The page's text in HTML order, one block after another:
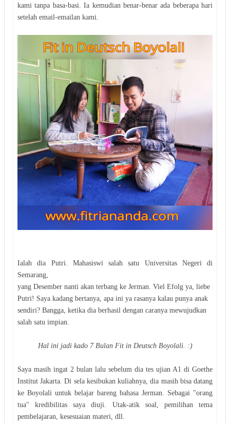
kami tanpa basa-basi. Ia kemudian benar-benar ada beberapa hari
setelah email-emailan kami.
Ialah dia Putri. Mahasiswi salah satu Universitas Negeri di
Semarang,
yang Desember nanti akan terbang ke Jerman. Viel Efolg ya, liebe
Putri! Saya kadang bertanya, apa ini ya rasanya kalau punya anak
sendiri? Bangga, ketika dia berhasil dengan caranya mewujudkan
salah satu impian.
Hal ini jadi kado 7 Bulan Fit in Deutsch Boyolali. :)
Saya masih ingat 2 bulan lalu sebelum dia tes ujian A1 di Goethe
Institut Jakarta. Di sela kesibukan kuliahnya, dia masih bisa datang
ke Boyolali untuk belajar bareng bahasa Jerman. Sebagai "orang
tua" kredibilitas saya diuji. Utak-atik soal, pemilihan tema
pembelajaran, kesesuaian materi, dll.